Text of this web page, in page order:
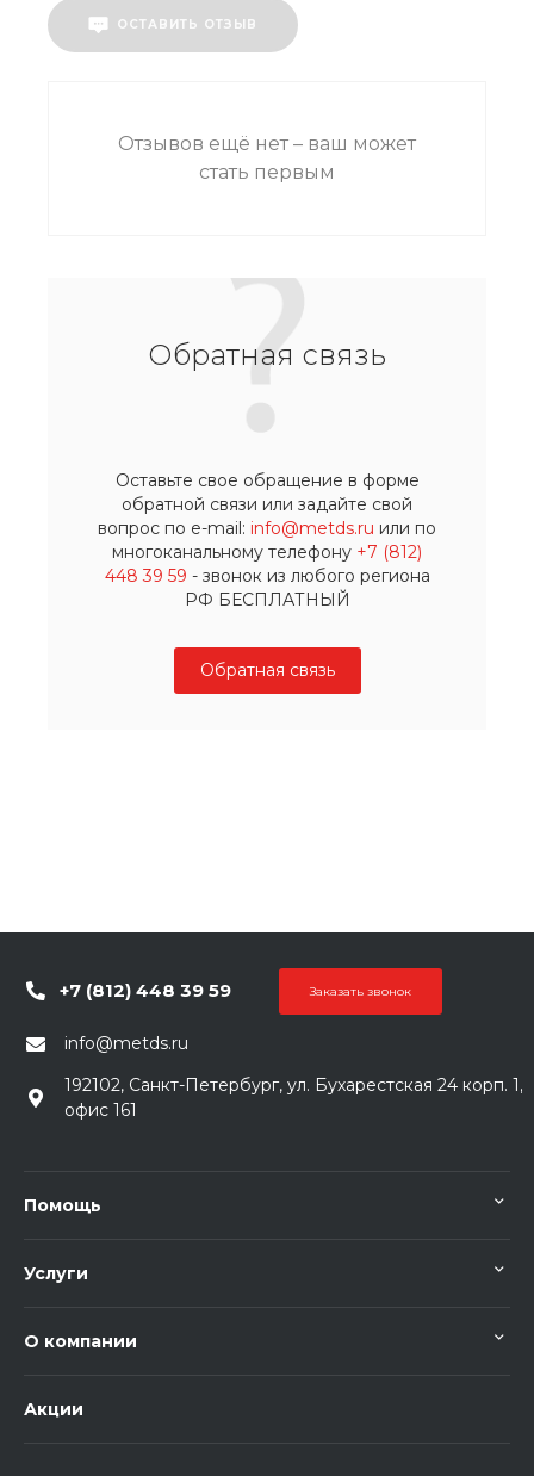
ОСТАВИТЬ ОТЗЫВ
Отзывов ещё нет – ваш может
стать первым
Обратная связь
Оставьте свое обращение в форме
обратной связи или задайте свой
вопрос по e-mail: info@metds.ru или по
многоканальному телефону +7 (812)
448 39 59 - звонок из любого региона
РФ БЕСПЛАТНЫЙ
Обратная связь
+7 (812) 448 39 59 Заказать звонок
info@metds.ru
192102, Санкт-Петербург, ул. Бухарестская 24 корп. 1,
офис 161
Помощь
Услуги
О компании
Акции